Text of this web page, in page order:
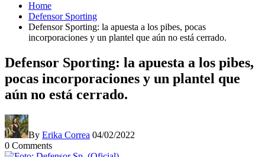
Home
Defensor Sporting
Defensor Sporting: la apuesta a los pibes, pocas
incorporaciones y un plantel que aún no está cerrado.
Defensor Sporting: la apuesta a los pibes,
pocas incorporaciones y un plantel que
aún no está cerrado.
By Erika Correa 04/02/2022
0 Comments